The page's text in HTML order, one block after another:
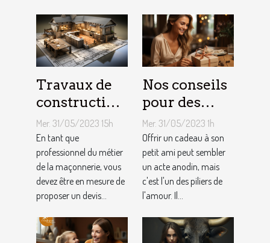
Travaux de
construction
d’une maison
: Comment
établir le
devis avec un
artisan
maçon ?
Mer. 31/05/2023 15h
En tant que
professionnel du métier
de la maçonnerie, vous
devez être en mesure de
proposer un devis...
Nos conseils
pour des
cadeaux
idéaux et
originaux
pour votre
petit ami
Mer. 31/05/2023 1h
Offrir un cadeau à son
petit ami peut sembler
un acte anodin, mais
c'est l'un des piliers de
l'amour. Il...